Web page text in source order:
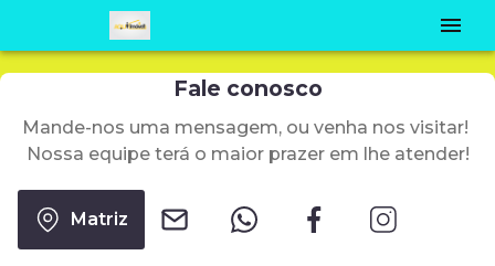
Fale conosco
Mande-nos uma mensagem, ou venha nos visitar!
Nossa equipe terá o maior prazer em lhe atender!
Matriz